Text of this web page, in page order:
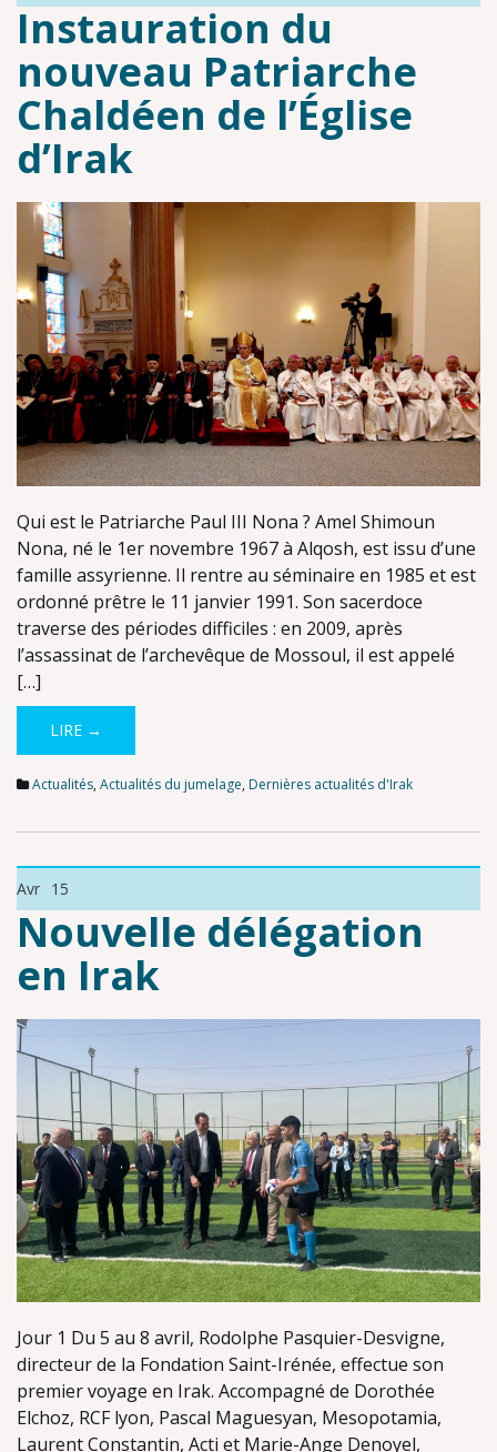
Instauration du
nouveau Patriarche
Chaldéen de l’Église
d’Irak
Qui est le Patriarche Paul III Nona ? Amel Shimoun
Nona, né le 1er novembre 1967 à Alqosh, est issu d’une
famille assyrienne. Il rentre au séminaire en 1985 et est
ordonné prêtre le 11 janvier 1991. Son sacerdoce
traverse des périodes difficiles : en 2009, après
l’assassinat de l’archevêque de Mossoul, il est appelé
[…]
LIRE →
Actualités,Actualités du jumelage,Dernières actualités d'Irak
Avr 15
Nouvelle délégation
en Irak
Jour 1 Du 5 au 8 avril, Rodolphe Pasquier-Desvigne,
directeur de la Fondation Saint-Irénée, effectue son
premier voyage en Irak. Accompagné de Dorothée
Elchoz, RCF lyon, Pascal Maguesyan, Mesopotamia,
Laurent Constantin, Acti et Marie-Ange Denoyel,